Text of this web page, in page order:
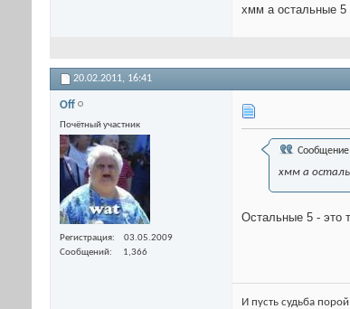
хмм а остальные 5
20.02.2011, 16:41
Off
Почётный участник
Регистрация
03.05.2009
Сообщений
1,366
Сообщение
хмм а
Остальные 5 - это
И пусть судьба